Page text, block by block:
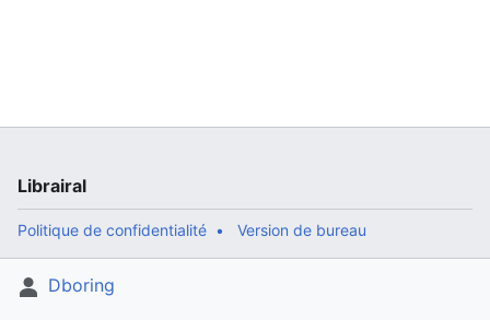
Dboring
Librairal
Politique de confidentialité Version de bureau